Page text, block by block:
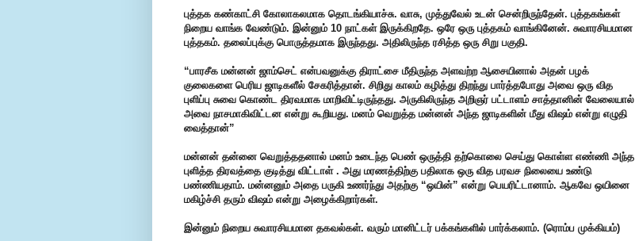
புத்தக கண்காட்சி கோலாகலமாக தொடங்கியாச்சு. வாசு, முத்துவேல் உடன் சென்றிருந்தேன். புத்தகங்கள்
நிறைய வாங்க வேண்டும். இன்னும் 10 நாட்கள் இருக்கிறதே. ஒரே ஒரு புத்தகம் வாங்கினேன். சுவாரசியமான
புத்தகம். தலைப்புக்கு பொருத்தமாக இருந்தது. அதிலிருந்த ரசித்த ஒரு சிறு பகுதி.
“பாரசீக மன்னன் ஜாம்செட் என்பவனுக்கு திராட்சை மீதிருந்த அளவற்ற ஆசையினால் அதன் பழக்
குலைகளை பெரிய ஜாடிகளீல் சேகரித்தான். சிறிது காலம் கழித்து திறந்து பார்த்தபோது அவை ஒரு வித
புளிப்பு சுவை கொண்ட திரவமாக மாறிவிட்டிருந்தது. அருகிலிருந்த அறிஞர் பட்டாளம் சாத்தானின் வேலையால்
அவை நாசமாகிவிட்டன என்று கூறியது. மனம் வெறுத்த மன்னன் அந்த ஜாடிகளின் மீது விஷம் என்று எழுதி
வைத்தான்”
மன்னன் தன்னை வெறுத்ததனால் மனம் உடைந்த பெண் ஒருத்தி தற்கொலை செய்து கொள்ள எண்ணி அந்த
புளித்த திரவத்தை குடித்து விட்டாள் . அது மரணத்திற்கு பதிலாக ஒரு வித பரவச நிலையை உண்டு
பண்ணியதாம். மன்னனும் அதை பருகி உணர்ந்து அதற்கு “ஒயின்” என்று பெயரிட்டானாம். ஆகவே ஒயினை
மகிழ்ச்சி தரும் விஷம் என்று அழைக்கிறார்கள்.
இன்னும் நிறைய சுவாரசியமான தகவல்கள். வரும் மானிட்டர் பக்கங்களில் பார்க்கலாம். (ரொம்ப முக்கியம்)